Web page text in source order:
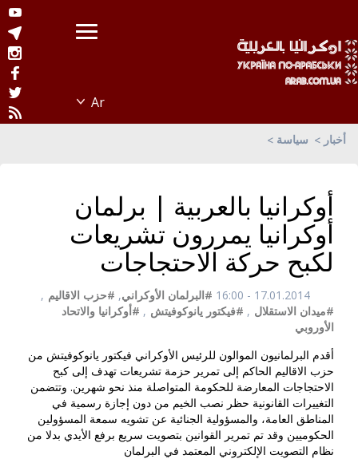
أخبار سياسة
أوكرانيا بالعربية | برلمان
أوكرانيا يمررون تشريعات
لكبح حركة الاحتجاجات
17.01.2014 - 16:00 #البرلمان الأوكراني, #حزب الاقاليم ,
#ميدان الاستقلال , #فيكتور يانوكوفيتش , #أوكرانيا والاتحاد
الأوروبي
أقدم البرلمانيون الموالون للرئيس الأوكراني فيكتور يانوكوفيتش من
حزب الاقاليم الحاكم إلى تمرير حزمة تشريعات تهدف إلى كبح
الاحتجاجات المعارضة للحكومة المتواصلة منذ نحو شهرين. وتتضمن
التغييرات القانونية حظر نصب الخيم من دون إجازة رسمية في
المناطق العامة، والمسؤولية الجنائية عن تشويه سمعة المسؤولين
الحكوميين وقد تم تمرير القوانين بتصويت سريع برفع الأيدي بدلا من
نظام التصويت الإلكتروني المعتمد في البرلمان